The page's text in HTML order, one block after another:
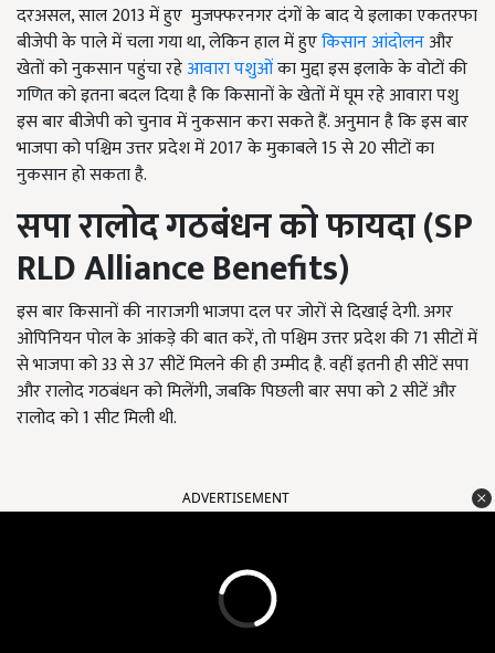
दरअसल, साल 2013 में हुए मुजफ्फरनगर दंगों के बाद ये इलाका एकतरफा
बीजेपी के पाले में चला गया था, लेकिन हाल में हुएकिसान आंदोलनऔर
खेतों को नुकसान पहुंचा रहेआवारा पशुओंका मुद्दा इस इलाके के वोटों की
गणित को इतना बदल दिया है कि क‍िसानों के खेतों में घूम रहे आवारा पशु
इस बार बीजेपी को चुनाव में नुकसान करा सकते हैं. अनुमान है क‍ि इस बार
भाजपा को पश्चिम उत्तर प्रदेश में 2017 के मुकाबले 15 से 20 सीटों का
नुकसान हो सकता है.
सपा रालोद गठबंधन को फायदा (SP
RLD Alliance Benefits)
इस बार किसानों की नाराजगी भाजपा दल पर जोरों से दिखाई देगी. अगर
ओपिनियन पोल के आंकड़े की बात करें, तो पश्चिम उत्तर प्रदेश की 71 सीटों में
से भाजपा को 33 से 37 सीटें मिलने की ही उम्मीद है. वहीं इतनी ही सीटें सपा
और रालोद गठबंधन को मिलेंगी, जबकि पिछली बार सपा को 2 सीटें और
रालोद को 1 सीट मिली थी.
ADVERTISEMENT